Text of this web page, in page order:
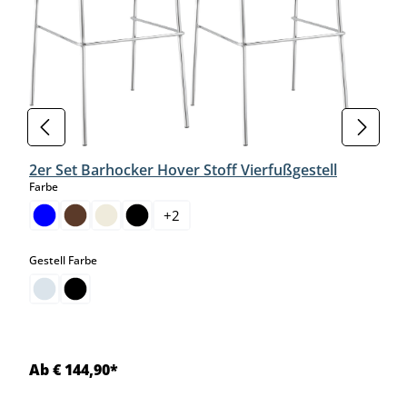
2er Set Barhocker Hover Stoff Vierfußgestell
Farbeauswählen
+2
Gestell Farbeauswählen
Ab € 144,90*